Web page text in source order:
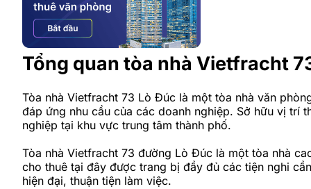
Tổng quan tòa nhà Vietfracht
Tòa nhà Vietfracht 73 Lò Đúc là một tòa nhà văn
đáp ứng nhu cầu của các doanh nghiệp. Sở hữu vị trí
nghiệp tại khu vực trung tâm thành phố.
Tòa nhà Vietfracht 73 đường Lò Đúc là một tòa nhà
cho thuê tại đây được trang bị đầy đủ các tiện nghi
hiện đại, thuận tiện làm việc.